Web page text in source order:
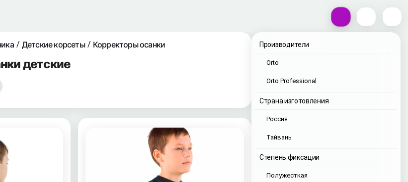
Производители
Orto
Orto Professional
Страна изготовления
Россия
Тайвань
Степень фиксации
Полужесткая
Детские корсеты Корректоры осанки
детские